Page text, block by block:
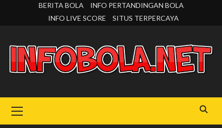
BERITA BOLA
INFO PERTANDINGAN BOLA
INFO LIVE SCORE
SITUS TERPERCAYA
Menu